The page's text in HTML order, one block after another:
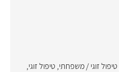
טיפול זוגי / משפחתי, טיפול זוגי,